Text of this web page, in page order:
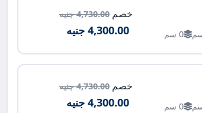
0 سم
خصم 4,730.00 جنيه
4,300.00 جنيه
0 سم
خصم 4,730.00 جنيه
4,300.00 جنيه